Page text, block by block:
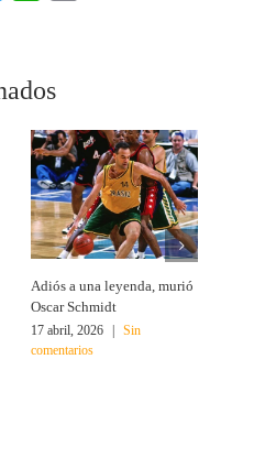
Adiós a una leyenda, murió
Oscar Schmidt
17 abril, 2026 |
Sin
comentarios